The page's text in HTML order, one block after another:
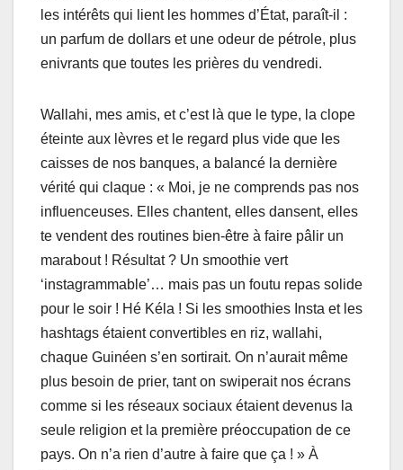
les intérêts qui lient les hommes d’État, paraît-il :
un parfum de dollars et une odeur de pétrole, plus
enivrants que toutes les prières du vendredi.
Wallahi, mes amis, et c’est là que le type, la clope
éteinte aux lèvres et le regard plus vide que les
caisses de nos banques, a balancé la dernière
vérité qui claque : « Moi, je ne comprends pas nos
influenceuses. Elles chantent, elles dansent, elles
te vendent des routines bien-être à faire pâlir un
marabout ! Résultat ? Un smoothie vert
‘instagrammable’… mais pas un foutu repas solide
pour le soir ! Hé Kéla ! Si les smoothies Insta et les
hashtags étaient convertibles en riz, wallahi,
chaque Guinéen s’en sortirait. On n’aurait même
plus besoin de prier, tant on swiperait nos écrans
comme si les réseaux sociaux étaient devenus la
seule religion et la première préoccupation de ce
pays. On n’a rien d’autre à faire que ça ! » À